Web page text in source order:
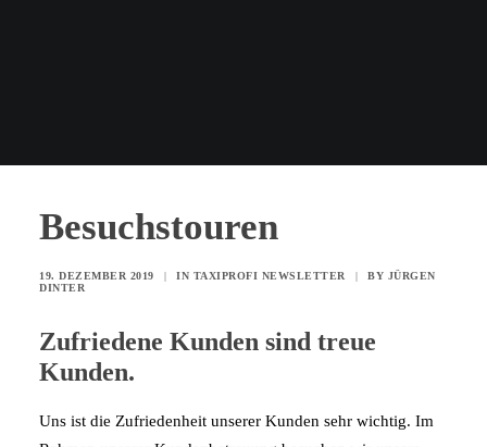
Besuchstouren
19. DEZEMBER 2019 | IN TAXIPROFI NEWSLETTER | BY JÜRGEN
DINTER
Zufriedene Kunden sind treue
Kunden.
Uns ist die Zufriedenheit unserer Kunden sehr wichtig. Im